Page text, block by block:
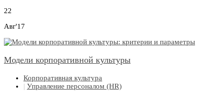
22
Авг'17
Модели корпоративной культуры
Корпоративная культура
| Управление персоналом (HR)